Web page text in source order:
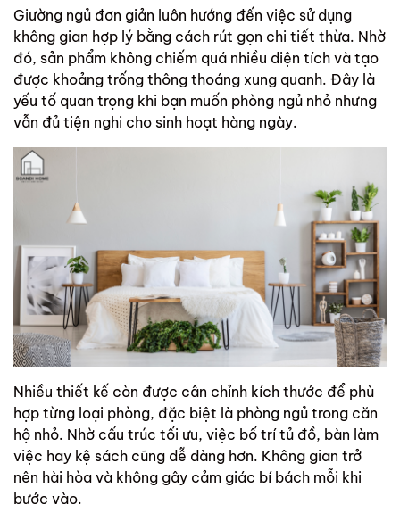
Giường ngủ đơn giản luôn hướng đến việc sử dụng
không gian hợp lý bằng cách rút gọn chi tiết thừa. Nhờ
đó, sản phẩm không chiếm quá nhiều diện tích và tạo
được khoảng trống thông thoáng xung quanh. Đây là
yếu tố quan trọng khi bạn muốn phòng ngủ nhỏ nhưng
vẫn đủ tiện nghi cho sinh hoạt hàng ngày.
Nhiều thiết kế còn được cân chỉnh kích thước để phù
hợp từng loại phòng, đặc biệt là phòng ngủ trong căn
hộ nhỏ. Nhờ cấu trúc tối ưu, việc bố trí tủ đồ, bàn làm
việc hay kệ sách cũng dễ dàng hơn. Không gian trở
nên hài hòa và không gây cảm giác bí bách mỗi khi
bước vào.